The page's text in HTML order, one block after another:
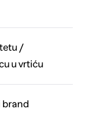
/
u vrtiću
brand